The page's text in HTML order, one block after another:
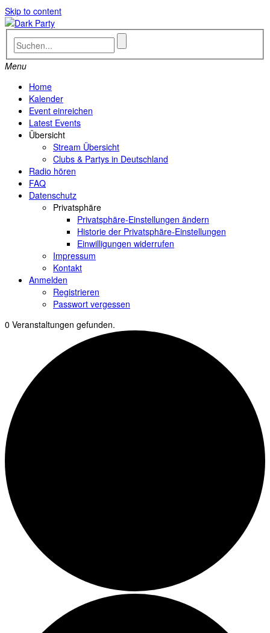
Skip to content
Menu
Home
Kalender
Event einreichen
Latest Events
Übersicht
Stream Übersicht
Clubs & Partys in Deutschland
Radio hören
FAQ
Datenschutz
Privatsphäre
Privatsphäre-Einstellungen ändern
Historie der Privatsphäre-Einstellungen
Einwilligungen widerrufen
Impressum
Kontakt
Anmelden
Registrieren
Passwort vergessen
0 Veranstaltungen gefunden.